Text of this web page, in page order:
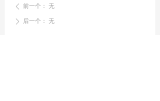
ꄴ 前一个： 无
ꄲ 后一个： 无